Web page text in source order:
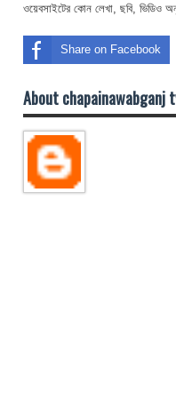
ওয়েবসাইটের কোন লেখা, ছবি, ভিডিও
Share on Facebook
About chapainawabganj